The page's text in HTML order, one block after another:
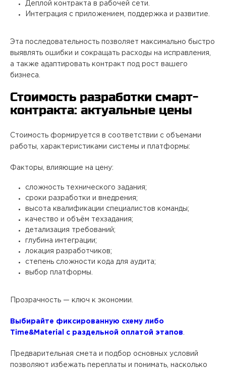
Деплой контракта в рабочей сети.
Интеграция с приложением, поддержка и развитие.
Эта последовательность позволяет максимально быстро
выявлять ошибки и сокращать расходы на исправления,
а также адаптировать контракт под рост вашего
бизнеса.
Стоимость разработки смарт-
контракта: актуальные цены
Стоимость формируется в соответствии с объемами
работы, характеристиками системы и платформы:
Факторы, влияющие на цену:
сложность технического задания;
сроки разработки и внедрения;
высота квалификации специалистов команды;
качество и объём техзадания;
детализация требований;
глубина интеграции;
локация разработчиков;
степень сложности кода для аудита;
выбор платформы.
Прозрачность — ключ к экономии.
Выбирайте фиксированную схему либо
Time&Material с раздельной оплатой этапов
Предварительная смета и подбор основных условий
позволяют избежать переплаты и понимать, насколько